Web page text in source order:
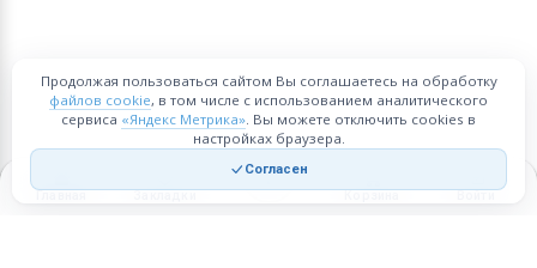
Главная Закладки Корзина Войти
Продолжая пользоваться сайтом Вы соглашаетесь на обработку
файлов cookie, в том числе с использованием аналитического
сервиса «Яндекс Метрика». Вы можете отключить cookies в
настройках браузера.
Согласен